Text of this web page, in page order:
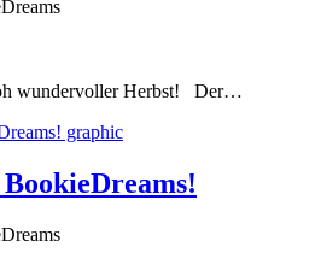
wundervoller Herbst! Der…